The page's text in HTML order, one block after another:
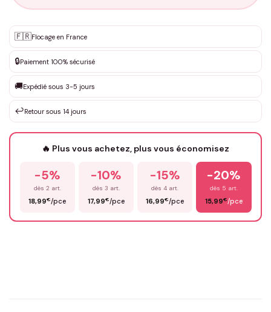
✨ Personnalisation sur mesure
DEVIS GRATUIT · Personnalisation de 3 à 10€ selon la demande
Que souhaitez-vous ?*
Votre texte / idée*
Prénom*
🇫🇷Flocage en France
🔒Paiement 100% sécurisé
🚚Expédié sous 3-5 jours
↩️Retour sous 14 jours
🔥 Plus vous achetez, plus vous économisez
-5%
dès 2 art.
18,99€/pce
-10%
dès 3 art.
17,99€/pce
-15%
dès 4 art.
16,99€/pce
-20%
dès 5 art.
15,99€/pce